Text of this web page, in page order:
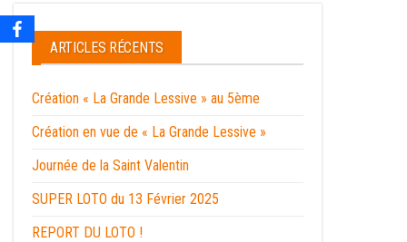
ARTICLES RÉCENTS
Création « La Grande Lessive » au 5ème
Création en vue de « La Grande Lessive »
Journée de la Saint Valentin
SUPER LOTO du 13 Février 2025
REPORT DU LOTO !